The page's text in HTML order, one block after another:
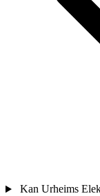
Kan Urheims